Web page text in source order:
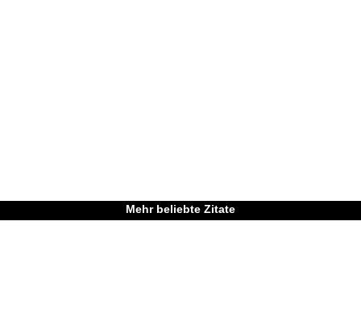
Mehr beliebte Zitate